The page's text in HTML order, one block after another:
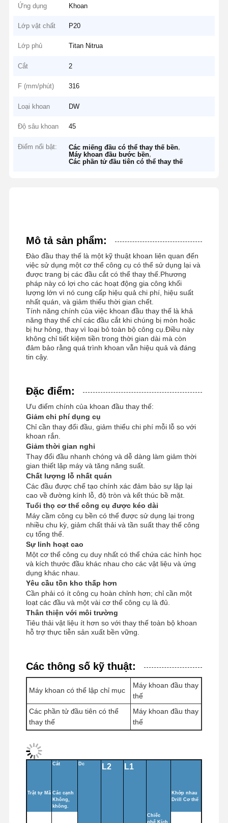
Nhà Sản Phẩm
Về Chúng
Chuyến
Nói Chuyện
Ngay.
khoan carbure rắn
BTA khoan
Ứng dụng Khoan
Lớp vật chất P20
Lớp phủ Titan Nitrua
Cắt 2
F (mm/phút) 316
Loại khoan DW
Độ sâu khoan 45
Điểm nổi bật: Các miếng đầu có thể thay thế bền
Máy khoan đầu bước bền
Các phần tử đầu tiên có thể thay thế
Mô tả sản phẩm:
Đào đầu thay thế là một kỹ thuật khoan liên quan đến
việc sử dụng một cơ thể công cụ có thể sử dụng lại và
được trang bị các đầu cắt có thể thay thế.Phương
pháp này có lợi cho các hoạt động gia công khối
lượng lớn vì nó cung cấp hiệu quả chi phí, hiệu suất
nhất quán, và giảm thiểu thời gian chết.
Tính năng chính của việc khoan đầu thay thế là khả
năng thay thế chỉ các đầu cắt khi chúng bị mòn hoặc
bị hư hỏng, thay vì loại bỏ toàn bộ công cụ.Điều này
không chỉ tiết kiệm tiền trong thời gian dài mà còn
đảm bảo rằng quá trình khoan vẫn hiệu quả và đáng
tin cậy.
Đặc điểm:
Ưu điểm chính của khoan đầu thay thế:
Giảm chi phí dụng cụ
Chỉ cần thay đổi đầu, giảm thiểu chi phí mỗi lỗ so với
khoan rắn.
Giảm thời gian nghỉ
Thay đổi đầu nhanh chóng và dễ dàng làm giảm thời
gian thiết lập máy và tăng năng suất.
Chất lượng lỗ nhất quán
Các đầu được chế tạo chính xác đảm bảo sự lặp lại
cao về đường kính lỗ, độ tròn và kết thúc bề mặt.
Tuổi thọ cơ thể công cụ được kéo dài
Máy cầm công cụ bền có thể được sử dụng lại trong
nhiều chu kỳ, giảm chất thải và tần suất thay thế công
cụ tổng thể.
Sự linh hoạt cao
Một cơ thể công cụ duy nhất có thể chứa các hình học
và kích thước đầu khác nhau cho các vật liệu và ứng
dụng khác nhau.
Yêu cầu tồn kho thấp hơn
Cần phải có ít công cụ hoàn chỉnh hơn; chỉ cần một
loạt các đầu và một vài cơ thể công cụ là đủ.
Thân thiện với môi trường
Tiêu thải vật liệu ít hơn so với thay thế toàn bộ khoan
hỗ trợ thực tiễn sản xuất bền vững.
Các thông số kỹ thuật:
Máy khoan có thể lập chỉ mục
Máy khoan đầu thay
thế
Các phần tử đầu tiên có thể
thay thế
Máy khoan đầu thay
thế
Cắt Dc L2 L1
Trật tự Mã Các cạnh
Không,
không.
Khớp nhau
Drill
Cơ thể
Chiếc